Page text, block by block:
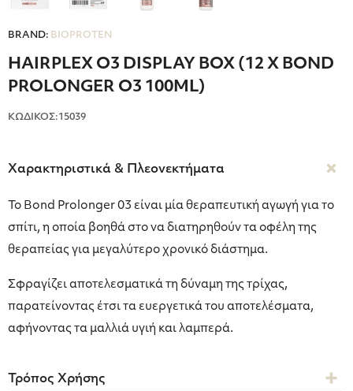
BRAND: BIOPROTEN
HAIRPLEX O3 DISPLAY BOX (12 X BOND
PROLONGER O3 100ML)
ΚΩΔΙΚΟΣ:15039
Χαρακτηριστικά & Πλεονεκτήματα
Το Bond Prolonger 03 είναι μία θεραπευτική αγωγή για το
σπίτι, η οποία βοηθά στο να διατηρηθούν τα οφέλη της
θεραπείας για μεγαλύτερο χρονικό διάστημα.
Σφραγίζει αποτελεσματικά τη δύναμη της τρίχας,
παρατείνοντας έτσι τα ευεργετικά του αποτελέσματα,
αφήνοντας τα μαλλιά υγιή και λαμπερά.
Τρόπος Χρήσης